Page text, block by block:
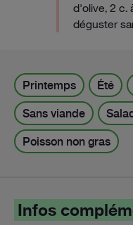
d'olive, 2 c.
déguster
Printemps Été
Sans viande
Poisson non gras
Infos